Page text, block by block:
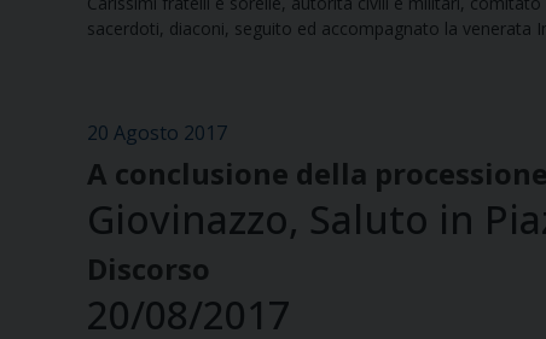
sacerdoti, diaconi, seguito ed accompagnato la
20 Agosto 2017
A conclusione della
Giovinazzo, Saluto in
Discorso
20/08/2017